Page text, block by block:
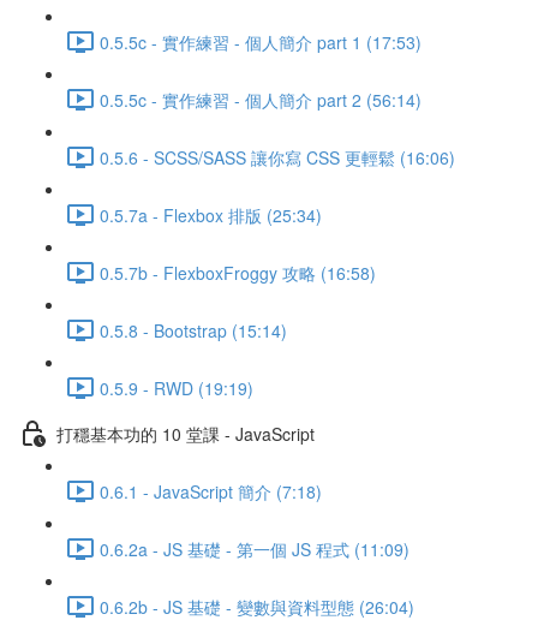
0.5.5c - 實作練習 - 個人簡介 part 1 (17:53)
0.5.5c - 實作練習 - 個人簡介 part 2 (56:14)
0.5.6 - SCSS/SASS 讓你寫 CSS 更輕鬆 (16:06)
0.5.7a - Flexbox 排版 (25:34)
0.5.7b - FlexboxFroggy 攻略 (16:58)
0.5.8 - Bootstrap (15:14)
0.5.9 - RWD (19:19)
打穩基本功的 10 堂課 - JavaScript
0.6.1 - JavaScript 簡介 (7:18)
0.6.2a - JS 基礎 - 第一個 JS 程式 (11:09)
0.6.2b - JS 基礎 - 變數與資料型態 (26:04)